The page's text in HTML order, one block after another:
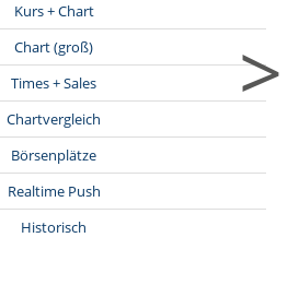
Kurs + Chart
Chart (groß)
Times + Sales
Chartvergleich
Börsenplätze
Realtime Push
Historisch
>